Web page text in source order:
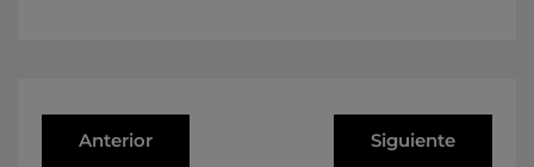
Anterior Siguiente